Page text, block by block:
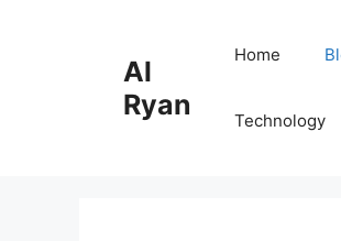
Al
Ryan
Home
Technology